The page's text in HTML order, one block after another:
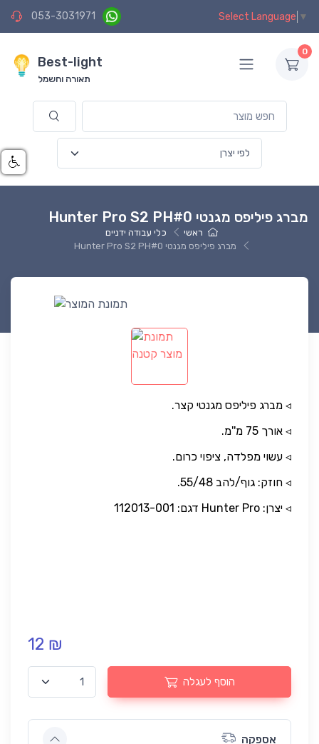
053-3031971 Select Language ▼
Best-light
תאורה וחשמל
0
מברג פיליפס מגנטי Hunter Pro S2 PH#0
ראשי
כלי עבודה ידניים
מברג פיליפס מגנטי Hunter Pro S2 PH#0
◃ מברג פיליפס מגנטי קצר.
◃ אורך 75 מ''מ.
◃ עשוי מפלדה, ציפוי כרום.
◃ חוזק: גוף/להב 55/48.
◃ יצרן: Hunter Pro דגם: 112013-001
12 ₪
הוסף לעגלה
אספקה